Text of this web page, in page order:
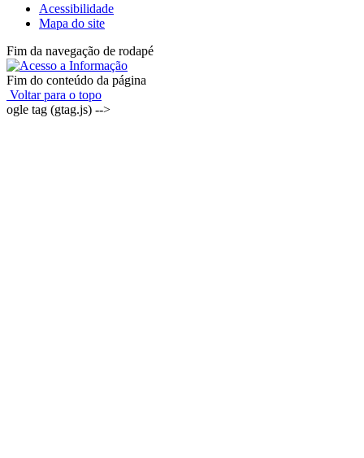
Acessibilidade
Mapa do site
Fim da navegação de rodapé
Fim do conteúdo da página
Voltar para o topo
ogle tag (gtag.js) -->